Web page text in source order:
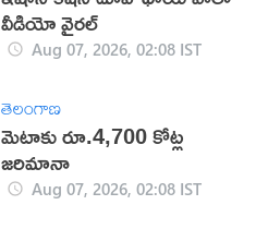
వీడియో వైరల్
Aug 07, 2026, 02:08 IST
తెలంగాణ
మెటాకు రూ.4,700 కోట్ల
జరిమానా
Aug 07, 2026, 02:08 IST